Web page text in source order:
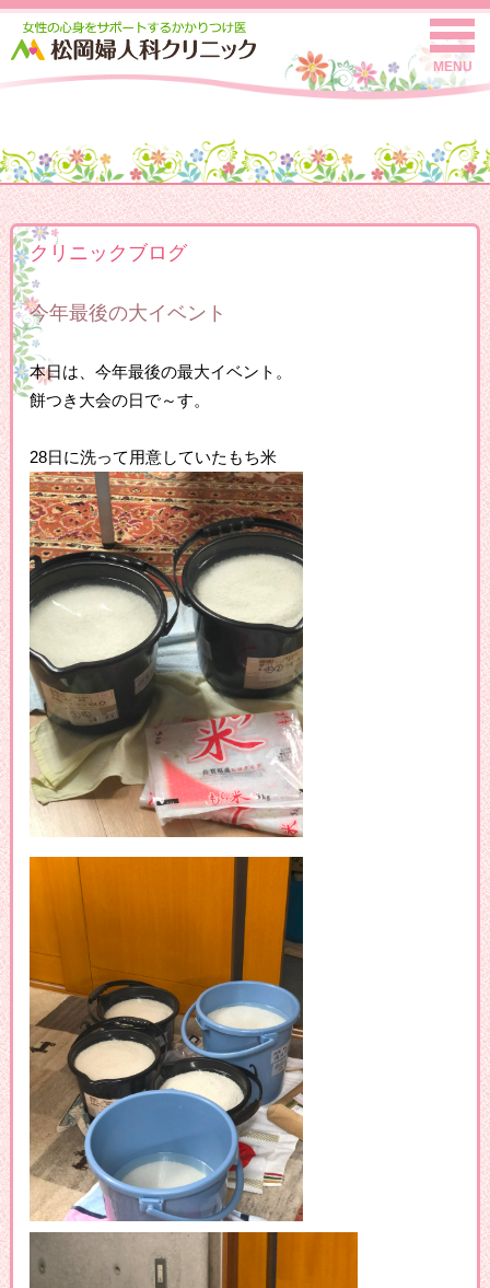
MENU
クリニックブログ
今年最後の大イベント
本日は、今年最後の最大イベント。
餅つき大会の日で～す。
28日に洗って用意していたもち米